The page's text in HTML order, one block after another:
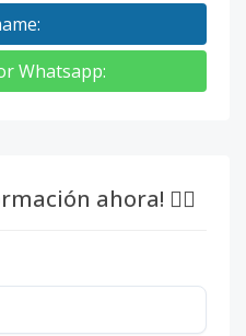
:
Whatsapp:
ahora! 👇🏽